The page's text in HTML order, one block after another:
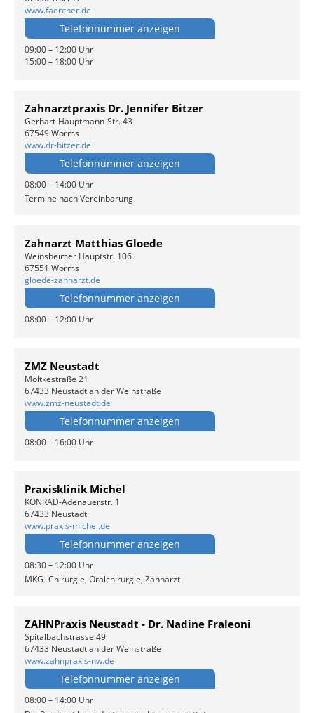
www.faercher.de
Telefonnummer anzeigen
09:00 – 12:00 Uhr
15:00 – 18:00 Uhr
Zahnarztpraxis Dr. Jennifer Bitzer
Gerhart-Hauptmann-Str. 43
67549 Worms
www.dr-bitzer.de
Telefonnummer anzeigen
08:00 – 14:00 Uhr
Termine nach Vereinbarung
Zahnarzt Matthias Gloede
Weinsheimer Hauptstr. 106
67551 Worms
gloede-zahnarzt.de
Telefonnummer anzeigen
08:00 – 12:00 Uhr
ZMZ Neustadt
Moltkestraße 21
67433 Neustadt an der Weinstraße
www.zmz-neustadt.de
Telefonnummer anzeigen
08:00 – 16:00 Uhr
Praxisklinik Michel
KONRAD-Adenauerstr. 1
67433 Neustadt
www.praxis-michel.de
Telefonnummer anzeigen
08:30 – 12:00 Uhr
MKG- Chirurgie, Oralchirurgie, Zahnarzt
ZAHNPraxis Neustadt - Dr. Nadine Fraleoni
Spitalbachstrasse 49
67433 Neustadt an der Weinstraße
www.zahnpraxis-nw.de
Telefonnummer anzeigen
08:00 – 14:00 Uhr